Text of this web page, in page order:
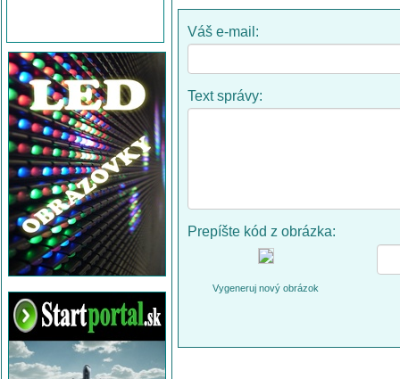
Váš e-mail:
Text správy:
Prepíšte kód z obrázka:
Vygeneruj nový obrázok